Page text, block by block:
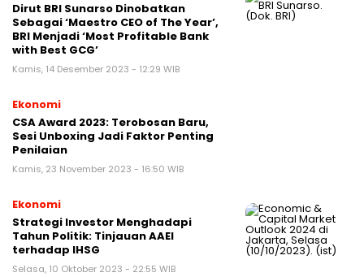
Dirut BRI Sunarso Dinobatkan
Sebagai ‘Maestro CEO of The Year’,
BRI Menjadi ‘Most Profitable Bank
with Best GCG’
Kamis, 14 Desember 2023 - 12:29 WIB
Ekonomi
CSA Award 2023: Terobosan Baru,
Sesi Unboxing Jadi Faktor Penting
Penilaian
Kamis, 23 November 2023 - 16:50 WIB
Ekonomi
Strategi Investor Menghadapi
Tahun Politik: Tinjauan AAEI
terhadap IHSG
Selasa, 10 Oktober 2023 - 22:55 WIB